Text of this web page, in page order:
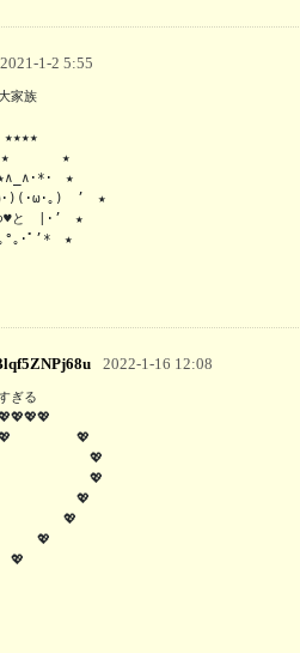
2021-1-2 5:55
族
　　　　★
･*･　★
)(･ω･｡)　’　★
　|･’　★
･ﾟ’*　★
2022-1-16 12:08
ぎる
　　　　　💖
　　　　　　💖
　　　　　　💖
　　　　　💖
　　　💖
　💖